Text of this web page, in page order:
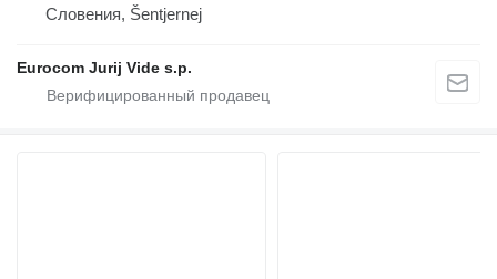
Словения, Šentjernej
Eurocom Jurij Vide s.p.